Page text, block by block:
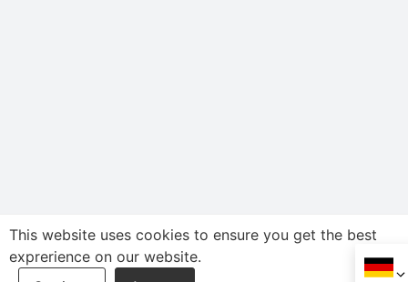
This website uses cookies to ensure you get the best
exprerience on our website.